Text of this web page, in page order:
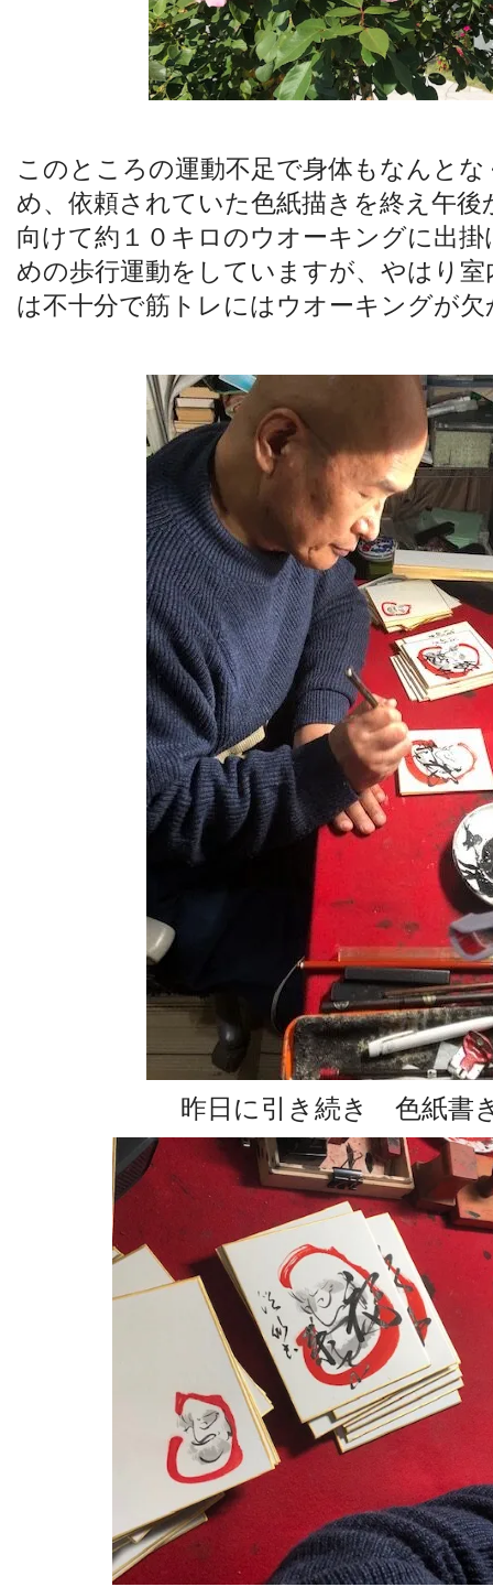
このところの運動不足で身体もなんと
め、依頼されていた色紙描きを終え午
向けて約１０キロのウオーキングに出
めの歩行運動をしていますが、やはり
は不十分で筋トレにはウオーキングが
昨日に引き続き 色紙書